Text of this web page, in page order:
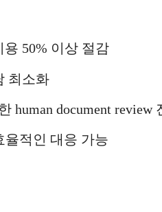
50% 이상 절감
최소화
human document review
율적인 대응 가능